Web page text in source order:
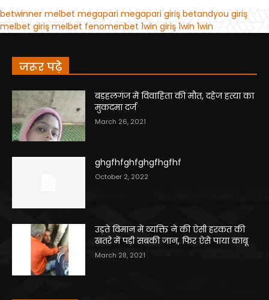
जरूर पढ़े
बड़हलगंज में विवाहिता की मौत, दहेज हत्या का
मुकदमा दर्ज
March 26, 2021
ghgfhfghfghgfhgfhf
October 2, 2022
उड़ते विमान में व्यक्ति ने की ऐसी हरकत की
खतरे में पड़ी सबकी जान, फिर ऐसे पाया काबू
March 28, 2021